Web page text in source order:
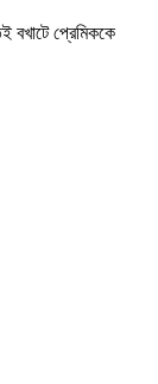
বখাটে প্রেমিককে